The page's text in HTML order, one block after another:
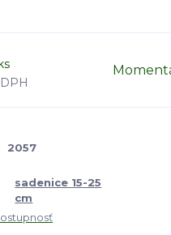
2057
sadenice 15-25
cm